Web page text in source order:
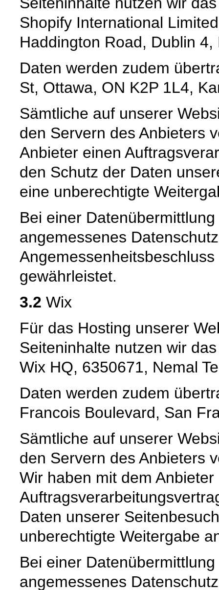
Shopify International
Haddington Road, Dublin 4,
Daten werden zudem
St, Ottawa, ON K2P 1L4,
Sämtliche auf unserer
den Servern des Anbieters
Anbieter einen
den Schutz der Daten
eine unberechtigte
Bei einer
angemessenes
gewährleistet.
3.2 Wix
Für das Hosting unserer
Seiteninhalte nutzen wir
Wix HQ, 6350671, Nemal
Daten werden zudem
Francois Boulevard, San
Sämtliche auf unserer
den Servern des Anbieters
Wir haben mit dem Anbieter
Daten unserer
unberechtigte Weitergabe
Bei einer
angemessenes